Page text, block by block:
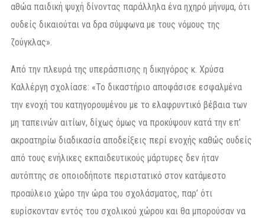
αθώα παιδική ψυχή δίνοντας παράλληλα ένα ηχηρό μήνυμα, ότι
ουδείς δικαιούται να δρα σύμφωνα με τους νόμους της
ζούγκλας».
Από την πλευρά της υπεράσπισης η δικηγόρος κ. Χρύσα
Καλλέργη σχολίασε: «Το δικαστήριο αποφάσισε εσφαλμένα
την ενοχή του κατηγορουμένου με το ελαφρυντικό βέβαια των
μη ταπεινών αιτίων, δίχως όμως να προκύψουν κατά την επ’
ακροατηρίω διαδικασία αποδείξεις περί ενοχής καθώς ουδείς
από τους ενήλικες εκπαιδευτικούς μάρτυρες δεν ήταν
αυτόπτης σε οποιοδήποτε περιστατικό στον κατάμεστο
προαύλειο χώρο την ώρα του σχολάσματος, παρ’ ότι
ευρίσκονταν εντός του σχολικού χώρου και θα μπορούσαν να